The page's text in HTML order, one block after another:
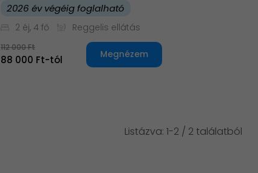
2026 év végéig foglalható
2 éj, 4 fő Reggelis ellátás
112 000 Ft
88 000 Ft-tól Megnézem
Listázva: 1-2 / 2 találatból